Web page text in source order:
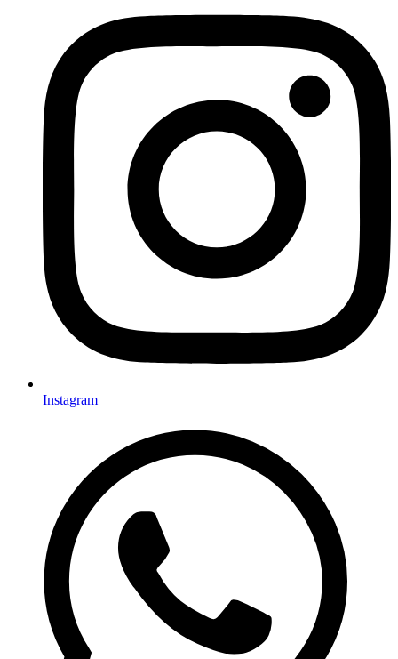
Instagram